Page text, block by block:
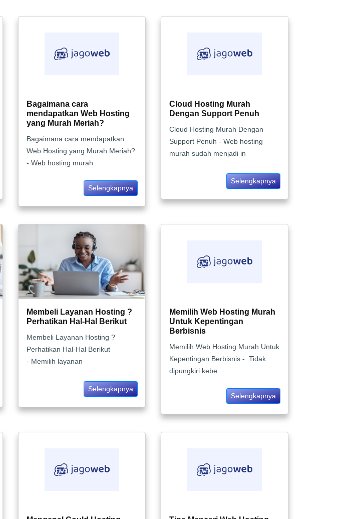
Bagaimana cara
mendapatkan Web Hosting
yang Murah Meriah?
Bagaimana cara mendapatkan
Web Hosting yang Murah Meriah?
- Web hosting murah
Selengkapnya
Cloud Hosting Murah
Dengan Support Penuh
Cloud Hosting Murah Dengan
Support Penuh - Web hosting
murah sudah menjadi in
Selengkapnya
Membeli Layanan Hosting ?
Perhatikan Hal-Hal Berikut
Membeli Layanan Hosting ?
Perhatikan Hal-Hal Berikut
- Memilih layanan
Selengkapnya
Memilih Web Hosting Murah
Untuk Kepentingan
Berbisnis
Memilih Web Hosting Murah Untuk
Kepentingan Berbisnis - Tidak
dipungkiri kebe
Selengkapnya